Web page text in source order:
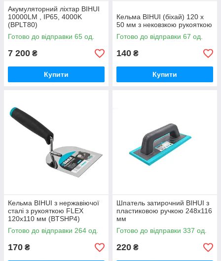
Акумуляторний ліхтар BIHUI
10000LM , IP65, 4000K
(BPLT80)
Готово до відправки 65 од.
7 200 ₴
Купити
Кельма BIHUI (біхай) 120 х
50 мм з нековзкою рукояткою
Готово до відправки 67 од.
140 ₴
Купити
Кельма BIHUI з нержавіючої
сталі з рукояткою FLEX
120х110 мм (BTSHP4)
Готово до відправки 264 од.
170 ₴
Шпатель затирочний BIHUI з
пластиковою ручкою 248х116
мм
Готово до відправки 337 од.
220 ₴